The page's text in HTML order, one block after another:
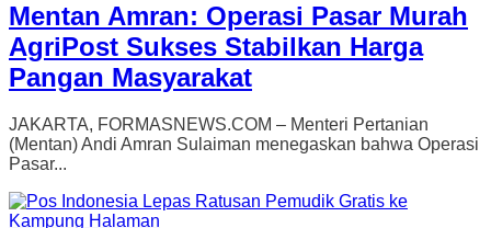
Mentan Amran: Operasi Pasar Murah
AgriPost Sukses Stabilkan Harga
Pangan Masyarakat
JAKARTA, FORMASNEWS.COM – Menteri Pertanian
(Mentan) Andi Amran Sulaiman menegaskan bahwa Operasi
Pasar...